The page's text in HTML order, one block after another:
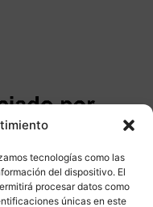
tecnologías como las
del dispositivo. El
procesar datos como
únicas en este